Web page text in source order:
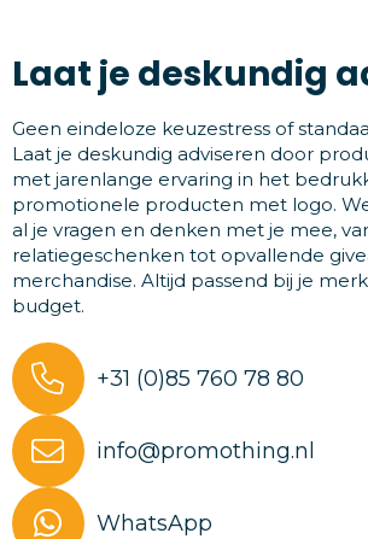
Laat je deskundig
Geen eindeloze keuzestress of
Laat je deskundig adviseren door
met jarenlange ervaring in het
promotionele producten met logo.
al je vragen en denken met je mee,
relatiegeschenken tot opvallende
merchandise. Altijd passend bij je
budget.
+31 (0)85 760 78 80
info@promothing.nl
WhatsApp